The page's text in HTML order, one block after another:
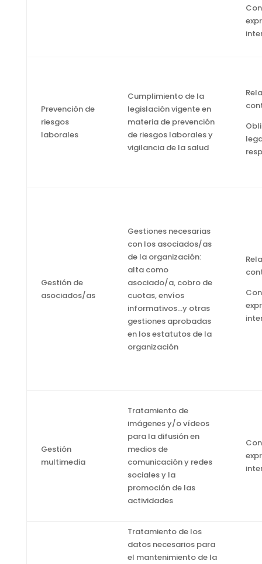
Prevención de
riesgos
laborales
Cumplimiento de la
legislación vigente en
materia de prevención
de riesgos laborales y
vigilancia de la salud
Gestión de
asociados/as
Gestiones necesarias
con los asociados/as
de la organización:
alta como
asociado/a, cobro de
cuotas, envíos
informativos…y otras
gestiones aprobadas
en los estatutos de la
organización
Gestión
multimedia
Tratamiento de
imágenes y/o vídeos
para la difusión en
medios de
comunicación y redes
sociales y la
promoción de las
actividades
Tratamiento de los
datos necesarios para
el mantenimiento de la